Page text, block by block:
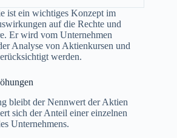
ist ein wichtiges Konzept im
auf die Rechte und
Er wird vom Unternehmen
Analyse von Aktienkursen und
werden.
bleibt der Nennwert der Aktien
sich der Anteil einer einzelnen
Unternehmens.